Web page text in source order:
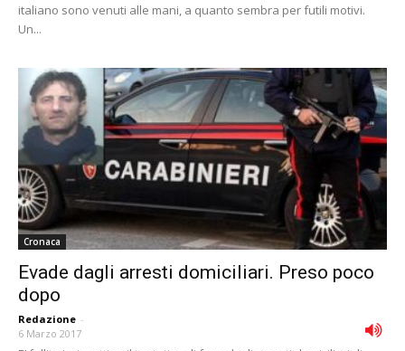
italiano sono venuti alle mani, a quanto sembra per futili motivi.
Un...
Cronaca
Evade dagli arresti domiciliari. Preso poco
dopo
Redazione -
6 Marzo 2017